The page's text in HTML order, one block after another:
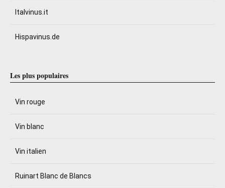
Italvinus.it
Hispavinus.de
Les plus populaires
Vin rouge
Vin blanc
Vin italien
Ruinart Blanc de Blancs